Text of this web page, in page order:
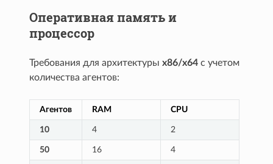
Оперативная память и
процессор
Требования для архитектурыx86/x64 с учетом
количества агентов:
Агентов RAM CPU
10 4 2
50 16 4